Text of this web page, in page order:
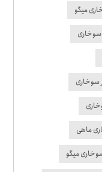
میگو
سوخاری
سوخاری
ماهی
میگو